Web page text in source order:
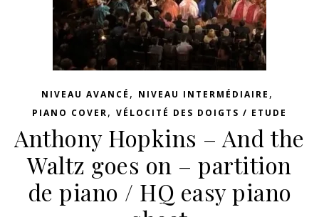
NIVEAU AVANCÉ , NIVEAU INTERMÉDIAIRE ,
PIANO COVER, VÉLOCITÉ DES DOIGTS / ETUDE
Anthony Hopkins – And the
Waltz goes on – partition
de piano / HQ easy piano